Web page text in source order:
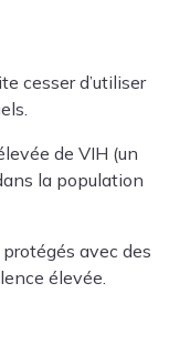
cesser d’utiliser
de VIH (un
la population
avec des
élevée.